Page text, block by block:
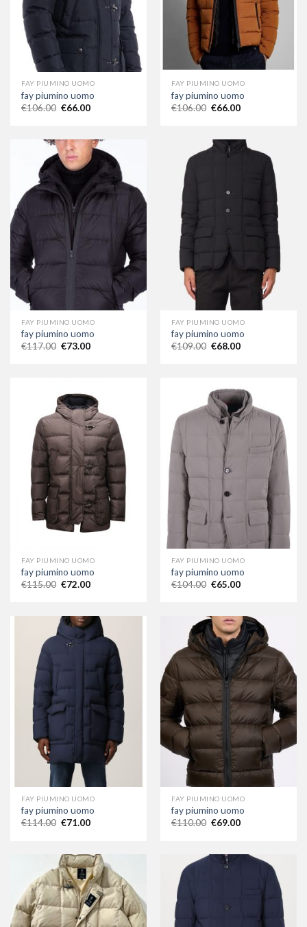
FAY PIUMINO UOMO
fay piumino uomo
€106.00 €66.00
FAY PIUMINO UOMO
fay piumino uomo
€106.00 €66.00
FAY PIUMINO UOMO
fay piumino uomo
€117.00 €73.00
FAY PIUMINO UOMO
fay piumino uomo
€109.00 €68.00
FAY PIUMINO UOMO
fay piumino uomo
€115.00 €72.00
FAY PIUMINO UOMO
fay piumino uomo
€104.00 €65.00
FAY PIUMINO UOMO
fay piumino uomo
€114.00 €71.00
FAY PIUMINO UOMO
fay piumino uomo
€110.00 €69.00